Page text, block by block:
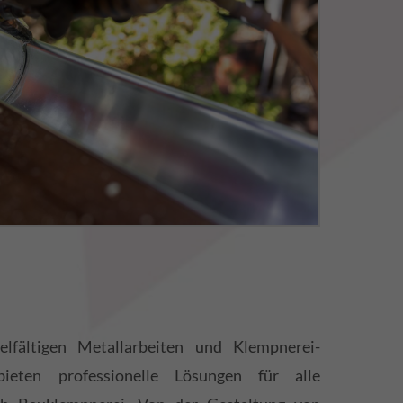
Metallarbeiten und Klempnerei-
professionelle Lösungen für alle